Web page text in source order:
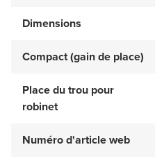
Dimensions
Compact (gain de place)
Place du trou pour
robinet
Numéro d'article web